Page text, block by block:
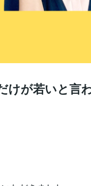
けが若いと言